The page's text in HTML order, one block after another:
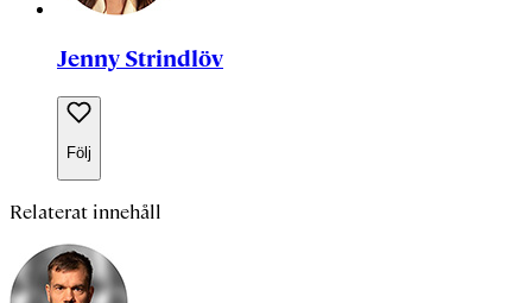
Jenny Strindlöv
Följ
Relaterat innehåll